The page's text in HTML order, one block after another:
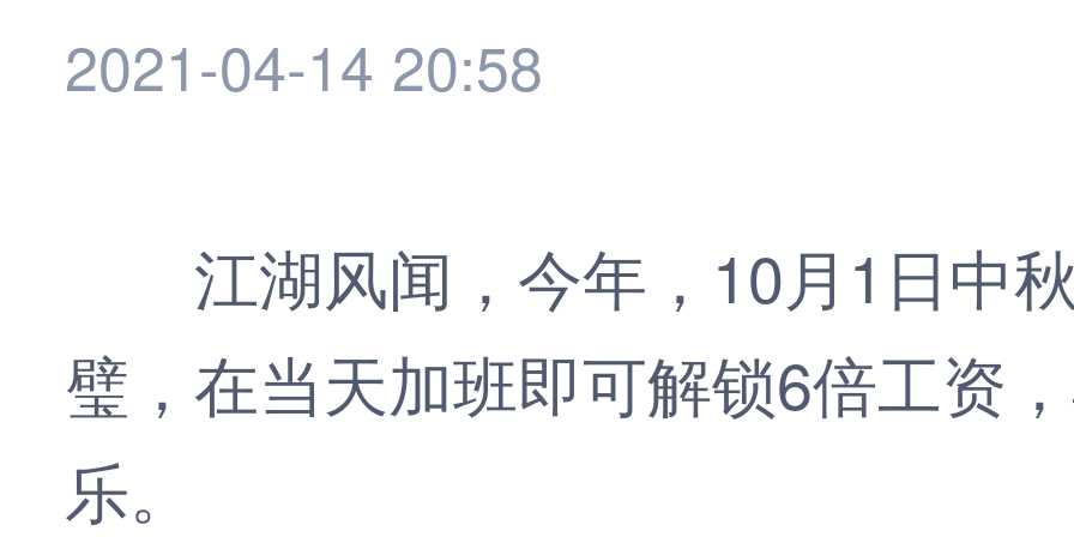
2021-04-14 20:58
江湖风闻，今年，10月1日中
璧，在当天加班即可解锁6倍工资
乐。